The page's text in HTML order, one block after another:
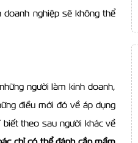
nghiệp sẽ không thể
người làm kinh doanh,
điều mới đó về áp dụng
theo sau người khác về